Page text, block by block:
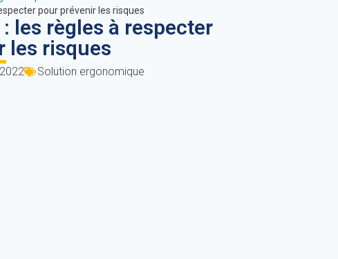
pour prévenir les risques
les règles à respecter
les risques
Solution ergonomique